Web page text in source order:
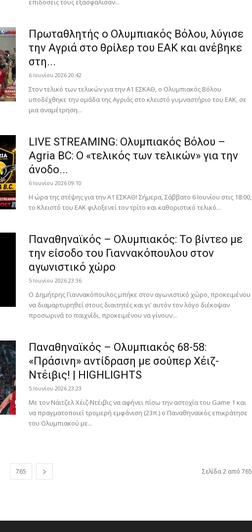
επιδόσεις τους εξασφάλισαν...
Πρωταθλητής ο Ολυμπιακός Βόλου, λύγισε
την Αγριά στο θρίλερ του ΕΑΚ και ανέβηκε
στη...
6 Ιουνίου 2026 20:42
Στον τελικό των τελικών για την Α1 ΕΣΚΑΘ, ο Ολυμπιακός Βόλου
υποδέχθηκε την ομάδα της Αγριάς στο κλειστό γυμναστήριο του ΕΑΚ, σε
μια αναμέτρηση...
LIVE STREAMING: Ολυμπιακός Βόλου –
Agria BC: Ο «τελικός των τελικών» για την
άνοδο...
6 Ιουνίου 2026 09:10
Η ώρα της στέψης για την Α1 ΕΣΚΑΘ! Σήμερα, Σάββατο 6 Ιουνίου στις 18:00,
το Κλειστό του ΕΑΚ φιλοξενεί τον τρίτο και καθοριστικό τελικό...
Παναθηναϊκός – Ολυμπιακός: Το βίντεο με
την είσοδο του Γιαννακόπουλου στον
αγωνιστικό χώρο
5 Ιουνίου 2026 23:36
Ο Δημήτρης Γιαννακόπουλος μπήκε στον αγωνιστικό χώρο, προκειμένου
να διαμαρτυρηθεί στους διαιτητές και γι’ αυτόν τον λόγο διέκοψαν
προσωρινά το παιχνίδι, προκειμένου να γίνουν...
Παναθηναϊκός – Ολυμπιακός 68-58:
«Πράσινη» αντίδραση με σούπερ Χέιζ-
Ντέιβις! | HIGHLIGHTS
5 Ιουνίου 2026 23:23
Με τον Νάιτζελ Χέιζ-Ντέιβις να αφήνει πίσω την αστοχία του Game 1 και
να πραγματοποιεί τρομερή εμφάνιση (23π.) ο Παναθηναϊκός επικράτησε
του Ολυμπιακού με...
765 Σελίδα 2 από 765